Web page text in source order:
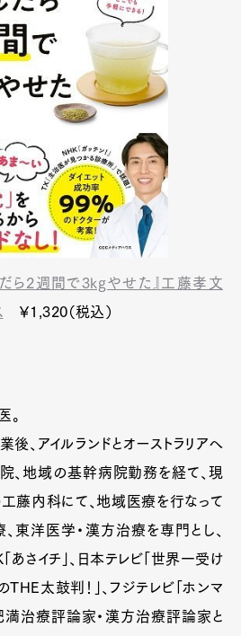
Gourmet Cars
ら2週間で3kgやせた』工藤孝文
￥1,320（税込）
。
、アイルランドとオーストラリアへ
、地域の基幹病院勤務を経て、現
藤内科にて、地域医療を行なって
東洋医学・漢方治療を専門とし、
あさイチ」、日本テレビ「世界一受け
THE太鼓判！」、フジテレビ「ホンマ
満治療評論家・漢方治療評論家と